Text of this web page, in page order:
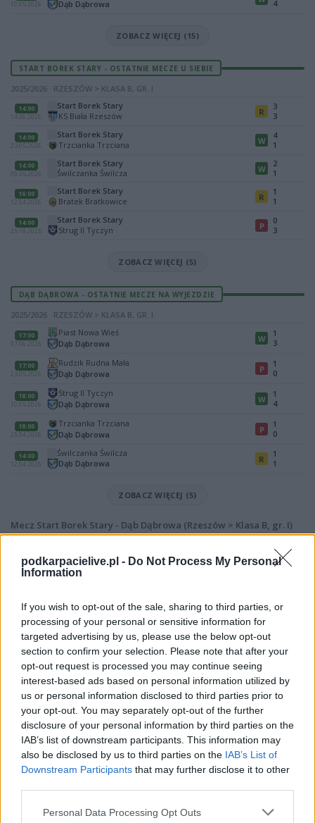
podkarpacielive.pl - Do Not Process My Personal
Information
If you wish to opt-out of the sale, sharing to third parties, or
processing of your personal or sensitive information for
targeted advertising by us, please use the below opt-out
section to confirm your selection. Please note that after your
opt-out request is processed you may continue seeing
interest-based ads based on personal information utilized by
us or personal information disclosed to third parties prior to
your opt-out. You may separately opt-out of the further
disclosure of your personal information by third parties on the
IAB’s list of downstream participants. This information may
also be disclosed by us to third parties on the IAB’s List of
Downstream Participants that may further disclose it to other
Please note that this website/app uses one or more Google
Personal Data Processing Opt Outs
10.05.2026
Dąb Dąbrowa
4
ZOBACZ WIĘCEJ (15)
START BOREK STARY - OSTATNIE MECZE U SIEBIE
2025/2026 · RZESZÓW > KLASA B, GR. I
14:00
14.06.2026
Start Borek Stary
KS Biała Rzeszów
R
3
3
14:00
23.05.2026
Start Borek Stary
Trzcianka Trzciana
W
4
1
14:00
09.05.2026
Start Borek Stary
Świlczanka Świlcza
W
2
1
16:00
12.04.2026
Start Borek Stary
Bratek Bratkowice
R
1
1
14:00
25.10.2025
Start Borek Stary
Strug II Tyczyn
P
0
3
ZOBACZ WIĘCEJ (5)
DĄB DĄBROWA - OSTATNIE MECZE NA WYJEZDZIE
2025/2026 · RZESZÓW > KLASA B, GR. I
17:00
07.06.2026
Piast Nowa Wieś
Dąb Dąbrowa
W
1
3
17:00
23.05.2026
Rudzik Rudna Mała
Dąb Dąbrowa
P
1
0
18:00
10.05.2026
Strug II Tyczyn
Dąb Dąbrowa
W
1
4
18:00
25.04.2026
Trzcianka Trzciana
Dąb Dąbrowa
P
1
0
14:00
12.04.2026
Świlczanka Świlcza
Dąb Dąbrowa
R
1
1
ZOBACZ WIĘCEJ (5)
Mecz Start Borek Stary - Dąb Dąbrowa (Rzeszów > Klasa B, gr. I)
zostanie w ramach Rzeszów > Klasa B, gr. I (5. kolejki - Rzeszów > Klasa B,
gr. I).
bramek, kartki, składy, statystyki i informacje o przebiegu
spotkania. To kompletne źródło danych dla kibiców i pasjonatów
lokalnej piłki nożnej. Jeżeli aktualnie nie widzisz tutaj danych z pewnością
pracujemy nad tym żeby je uzupełnić.
Wynik meczu Start Borek Stary vs Dąb Dąbrowa
Po zakończeniu spotkania automatycznie publikujemyoficjalny wynik
spotkania, a także dane meczowe, jeśli są dostępne.
Pełny harmonogram rozgrywek dostępny jest tutaj:Rzeszów > Klasa B,
gr. I - terminarz.
Informacje o składach i strzelcach
W miarę dostępności danych, publikujemyskłady wyjściowe,
aktualizujemy zależnie od poziomu ligi i dostępnych źródeł.
Śledź mecze swojej drużyny